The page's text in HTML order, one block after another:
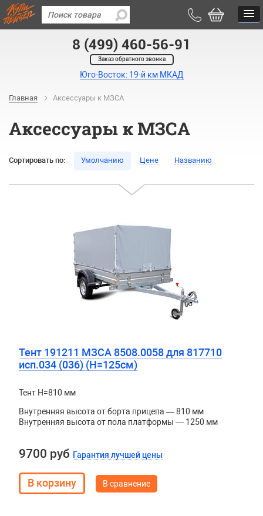
8 (499) 460-56-91
Заказ обратного звонка
Юго-Восток: 19-й км МКАД
Главная Аксессуары к МЗСА
Аксессуары к МЗСА
Сортировать по: Умолчанию Цене Названию
Тент 191211 МЗСА 8508.0058 для 817710
исп.034 (036) (H=125см)
Тент H=810 мм
Внутренняя высота от борта прицепа — 810 мм
Внутренняя высота от пола платформы — 1250 мм
9700 руб Гарантия лучшей цены
В сравнение